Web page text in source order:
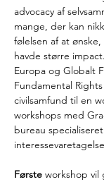
advocacy af
mange, der kan
følelsen af at
havde større
Europa og Globalt
Fundamental
civilsamfund til en
workshops med
bureau
Første workshop vil